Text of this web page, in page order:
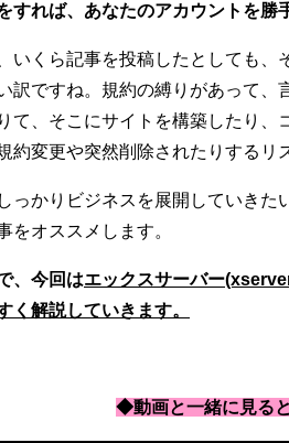
すれば、あなたのアカウントを勝
いくら記事を投稿したとしても、
訳ですね。規約の縛りがあって
て、そこにサイトを構築したり、
約変更や突然削除されたりするリ
っかりビジネスを展開していき
をオススメします。
、今回はエックスサーバー
く解説していきます。
◆動画と一緒に見る